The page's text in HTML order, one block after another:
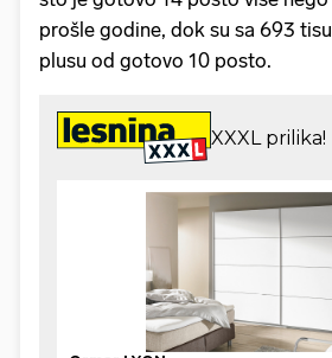
prošle godine, dok su sa 693
plusu od gotovo 10 posto.